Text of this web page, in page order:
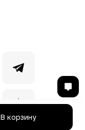
В корзину